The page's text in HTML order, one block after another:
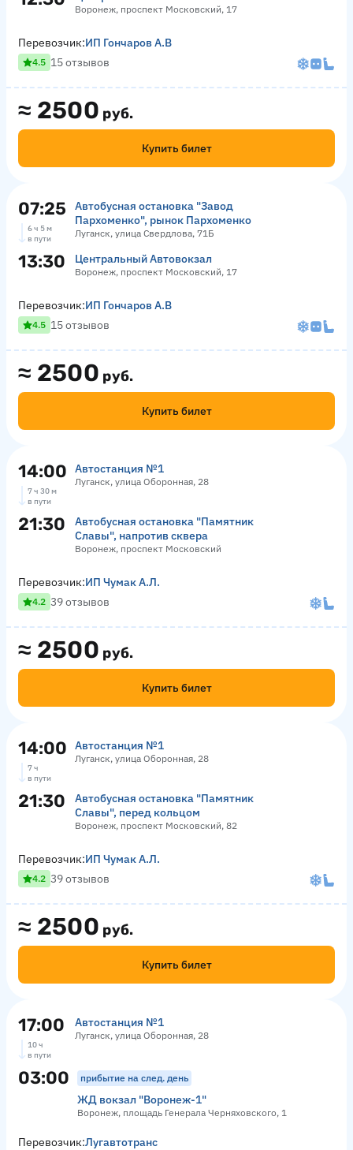
Воронеж, проспект Московский, 17
≈ 2500 руб.
Купить билет
Перевозчик:ИП Гончаров А.В
4.5 15 отзывов
07:25
Автобусная остановка "Завод
Пархоменко", рынок Пархоменко
Луганск, улица Свердлова, 71Б
6 ч 5 м
в пути
13:30 Центральный Автовокзал
Воронеж, проспект Московский, 17
≈ 2500 руб.
Купить билет
Перевозчик:ИП Гончаров А.В
4.5 15 отзывов
14:00 Автостанция №1
Луганск, улица Оборонная, 28
7 ч 30 м
в пути
21:30
Автобусная остановка "Памятник
Славы", напротив сквера
Воронеж, проспект Московский
≈ 2500 руб.
Купить билет
Перевозчик:ИП Чумак А.Л.
4.2 39 отзывов
14:00 Автостанция №1
Луганск, улица Оборонная, 28
7 ч
в пути
21:30
Автобусная остановка "Памятник
Славы", перед кольцом
Воронеж, проспект Московский, 82
≈ 2500 руб.
Купить билет
Перевозчик:ИП Чумак А.Л.
4.2 39 отзывов
17:00 Автостанция №1
Луганск, улица Оборонная, 28
10 ч
в пути
03:00 прибытие на след. день
ЖД вокзал "Воронеж-1"
Воронеж, площадь Генерала Черняховского, 1
Перевозчик:Лугавтотранс